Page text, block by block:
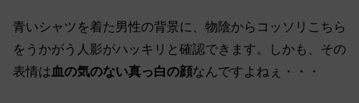
青いシャツを着た男性の背景に、物陰からコッソリこちら
をうかがう人影がハッキリと確認できます。しかも、その
表情は 血の気のない真っ白の顔なんですよねぇ・・・